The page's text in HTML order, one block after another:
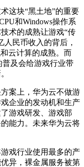
这块“黑土地”的重要
和Windows操作系
术的成熟让游戏“传
人民币收入的背后，
云计算的成熟。而
及会给游戏行业带
案上， 华为云不做游
企业的发动机和生产
游戏研发、游戏部
能力。未来华为云将
戏行业使用最多的产
异，裸金属服务被第